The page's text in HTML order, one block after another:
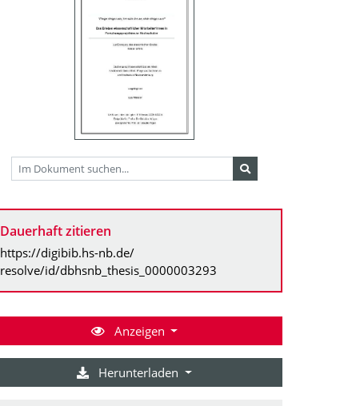
Dauerhaft zitieren
https://digibib.hs-nb.de/
resolve/id/dbhsnb_thesis_0000003293
Anzeigen
Herunterladen